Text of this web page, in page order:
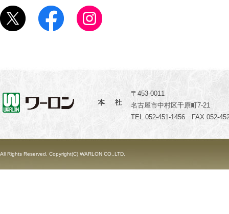
〒453-0011
名古屋市中村区千原町7-21
TEL 052-451-1456 FAX 052-
All Rights Reserved. Copyright(C) WARLON CO,.LTD.